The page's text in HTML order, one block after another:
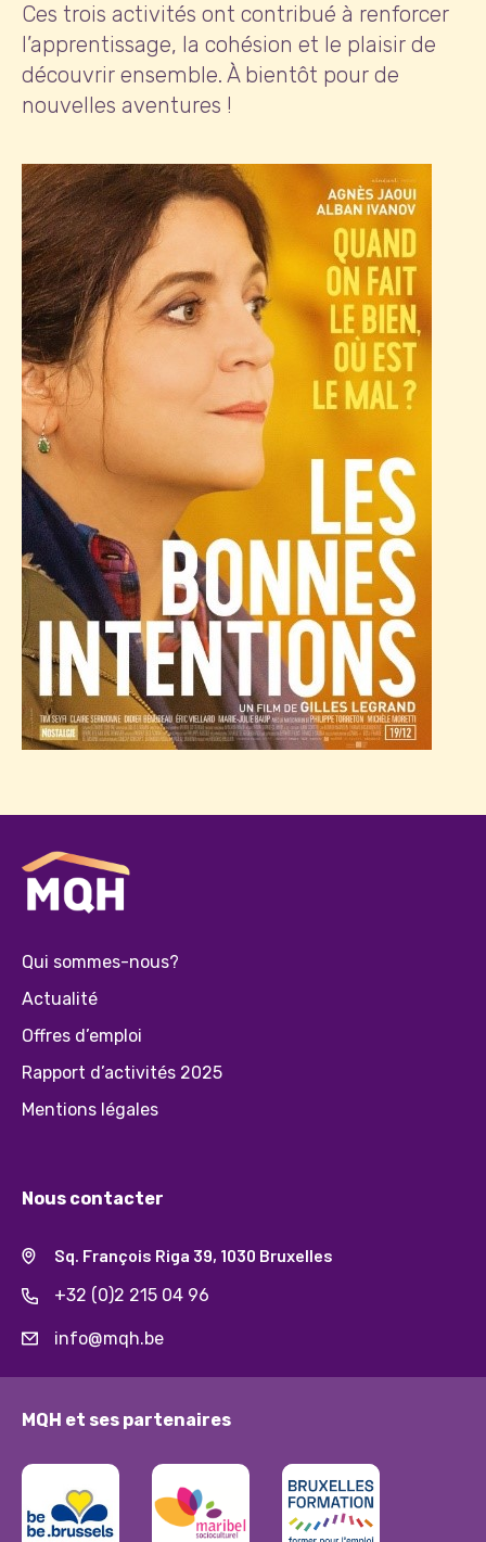
Ces trois activités ont contribué à renforcer
l’apprentissage, la cohésion et le plaisir de
découvrir ensemble. À bientôt pour de
nouvelles aventures !
Qui sommes-nous?
Actualité
Offres d’emploi
Rapport d’activités 2025
Mentions légales
Nous contacter
Sq. François Riga 39, 1030 Bruxelles
+32 (0)2 215 04 96
info@mqh.be
MQH et ses partenaires